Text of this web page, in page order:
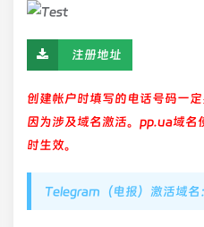
注册地址
创建帐户时填写的电话号码一
因为涉及域名激活。pp.ua域
时生效。
Telegram（电报）激活域名